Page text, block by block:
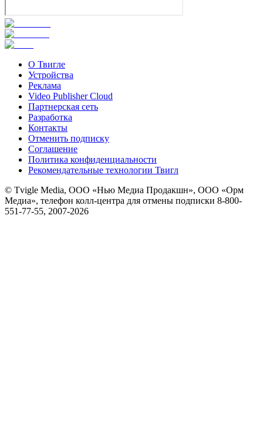
О Твигле
Устройства
Реклама
Video Publisher Cloud
Партнерская сеть
Разработка
Контакты
Отменить подписку
Соглашение
Политика конфиденциальности
Рекомендательные технологии Твигл
© Tvigle Media, ООО «Нью Медиа Продакшн», ООО «Орм
Медиа», телефон колл-центра для отмены подписки 8-800-
551-77-55, 2007-2026